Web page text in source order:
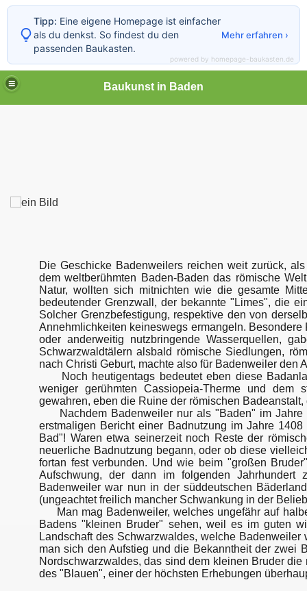
Baukunst in Baden
Die Geschicke Badenweilers reichen weit zurück,
dem weltberühmten Baden-Baden das römische
Natur, wollten sich mitnichten wie die gesamte
bedeutender Grenzwall, der bekannte "Limes", die
Solcher Grenzbefestigung, respektive den von
Annehmlichkeiten keineswegs ermangeln.
oder anderweitig nutzbringende Wasserquellen,
Schwarzwaldtälern alsbald römische Siedlungen,
nach Christi Geburt, machte also für Badenweiler den
Noch heutigentags bedeutet eben diese
weniger gerühmten Cassiopeia-Therme und dem
gewahren, eben die Ruine der römischen
Nachdem Badenweiler nur als "Baden" im Jahre
erstmaligen Bericht einer Badnutzung im Jahre
Bad"! Waren etwa seinerzeit noch Reste der
neuerliche Badnutzung begann, oder ob diese
fortan fest verbunden. Und wie beim "großen
Aufschwung, der dann im folgenden
Badenweiler war nun in der süddeutschen
(ungeachtet freilich mancher Schwankung in der
Man mag Badenweiler, welches ungefähr auf
Badens "kleinen Bruder" sehen, weil es im guten
Landschaft des Schwarzwaldes, welche
man sich den Aufstieg und die Bekanntheit der zwei
Nordschwarzwaldes, das sind dem kleinen Bruder
des "Blauen", einer der höchsten Erhebungen
Tipp: Eine eigene Homepage ist einfacher
als du denkst. So findest du den
passenden Baukasten.
Mehr erfahren ›
powered by homepage-baukasten.de